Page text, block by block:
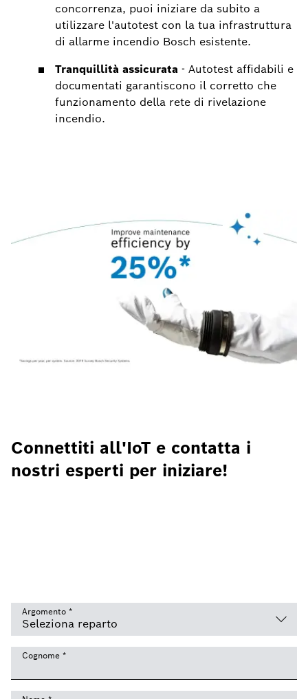
concorrenza, puoi iniziare da subito a
utilizzare l'autotest con la tua infrastruttura
di allarme incendio Bosch esistente.
Tranquillità assicurata - Autotest affidabili e
documentati garantiscono il corretto che
funzionamento della rete di rivelazione
incendio.
Connettiti all'IoT e contatta i
nostri esperti per iniziare!
Argomento *
Cognome *